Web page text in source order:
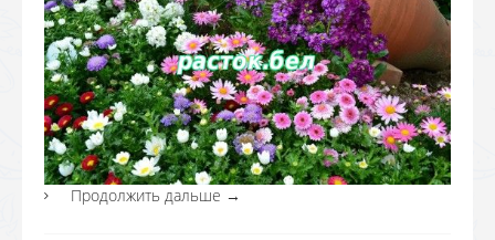
Продолжить дальше →